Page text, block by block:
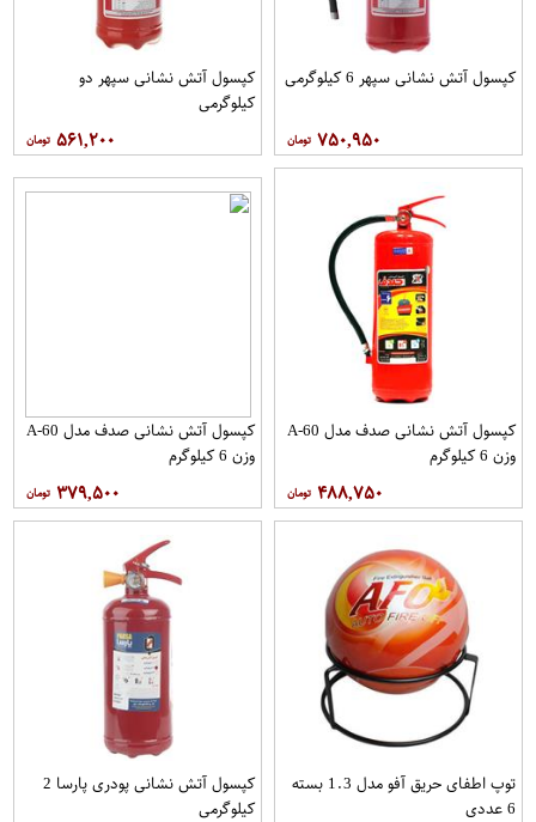
کپسول آتش نشانی سپهر 6 کیلوگرمی
۷۵۰,۹۵۰
کپسول آتش نشانی سپهر دو
کیلوگرمی
۵۶۱,۲۰۰
کپسول آتش نشانی صدف مدل A-60
وزن 6 کیلوگرم
۴۸۸,۷۵۰
کپسول آتش نشانی صدف مدل A-60
وزن 6 کیلوگرم
۳۷۹,۵۰۰
توپ اطفای حریق آفو مدل 1.3 بسته
6 عددی
کپسول آتش نشانی پودری پارسا 2
کیلوگرمی